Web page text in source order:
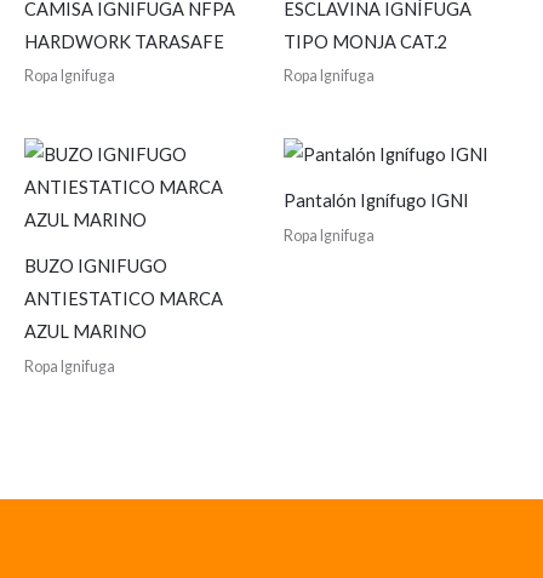
CAMISA IGNIFUGA NFPA
HARDWORK TARASAFE
Ropa Ignifuga
ESCLAVINA IGNÍFUGA
TIPO MONJA CAT.2
Ropa Ignifuga
BUZO IGNIFUGO
ANTIESTATICO MARCA
AZUL MARINO
Ropa Ignifuga
Pantalón Ignífugo IGNI
Ropa Ignifuga